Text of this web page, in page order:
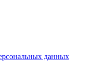
данных